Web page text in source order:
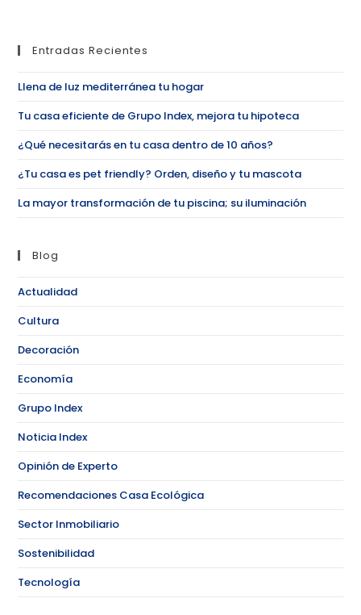
Entradas Recientes
Llena de luz mediterránea tu hogar
Tu casa eficiente de Grupo Index, mejora tu hipoteca
¿Qué necesitarás en tu casa dentro de 10 años?
¿Tu casa es pet friendly? Orden, diseño y tu mascota
La mayor transformación de tu piscina; su iluminación
Blog
Actualidad
Cultura
Decoración
Economía
Grupo Index
Noticia Index
Opinión de Experto
Recomendaciones Casa Ecológica
Sector Inmobiliario
Sostenibilidad
Tecnología